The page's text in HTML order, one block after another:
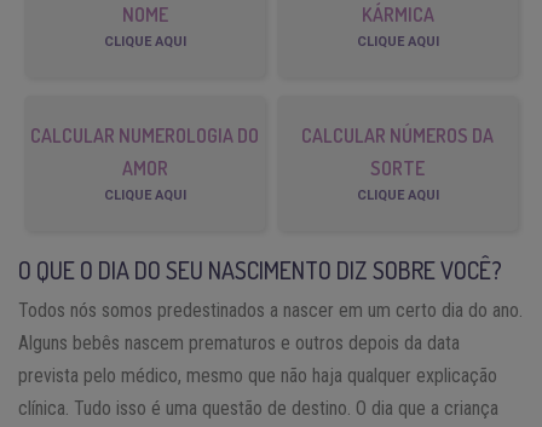
NOME
CLIQUE AQUI
KÁRMICA
CLIQUE AQUI
CALCULAR NUMEROLOGIA DO
AMOR
CLIQUE AQUI
CALCULAR NÚMEROS DA
SORTE
CLIQUE AQUI
O QUE O DIA DO SEU NASCIMENTO DIZ SOBRE VOCÊ?
Todos nós somos predestinados a nascer em um certo dia do ano.
Alguns bebês nascem prematuros e outros depois da data
prevista pelo médico, mesmo que não haja qualquer explicação
clínica. Tudo isso é uma questão de destino. O dia que a criança